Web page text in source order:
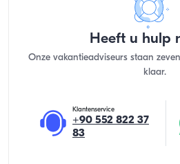
Heeft u hulp
Onze vakantieadviseurs staan
klaar.
Klantenservice
+90 552 822 37
83